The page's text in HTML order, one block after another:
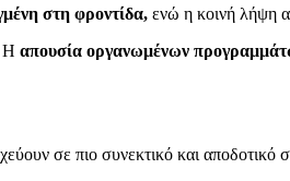
στη φροντίδα, ενώ η κοινή λήψη
Η απουσία οργανωμένων
σε πιο συνεκτικό και αποδοτικό